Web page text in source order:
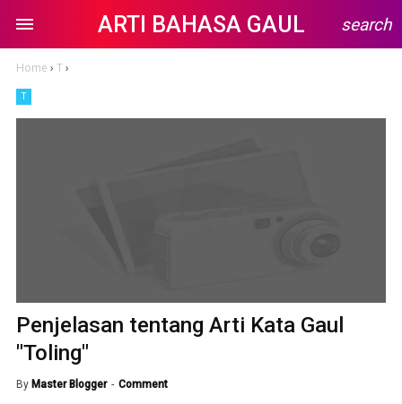
ARTI BAHASA GAUL search
Home › T›
T
Penjelasan tentang Arti Kata Gaul
"Toling"
By Master Blogger Comment